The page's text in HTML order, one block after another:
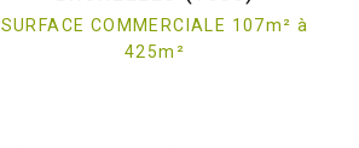
SURFACE COMMERCIALE 107m² à
425m ²